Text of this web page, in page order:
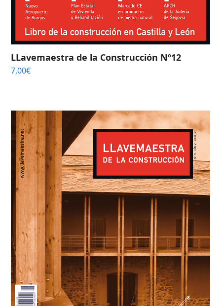
LLavemaestra de la Construcción Nº12
7,00€